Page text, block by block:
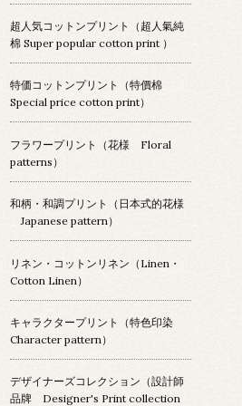
超人気コットンプリント（超人氣純
棉 Super popular cotton print ）
特価コットンプリント（特價棉
Special price cotton print）
フラワープリント（花様 Floral
patterns）
和柄・和調プリント（日本式的花様
Japanese pattern）
リネン・コットンリネン（Linen・
Cotton Linen）
キャラクタープリント（特色印染
Character pattern）
デザイナーズコレクション（設計師
品牌 Designer's Print collection